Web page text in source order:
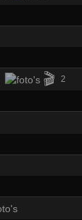
🎬 2